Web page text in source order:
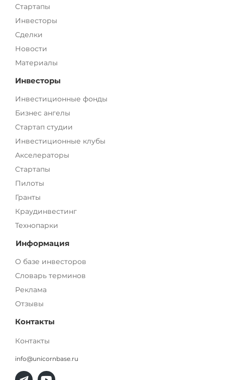
Стартапы
Инвесторы
Сделки
Новости
Материалы
Инвесторы
Инвестиционные фонды
Бизнес ангелы
Стартап студии
Инвестиционные клубы
Акселераторы
Стартапы
Пилоты
Гранты
Краудинвестинг
Технопарки
Информация
О базе инвесторов
Словарь терминов
Реклама
Отзывы
Контакты
Контакты
info@unicornbase.ru